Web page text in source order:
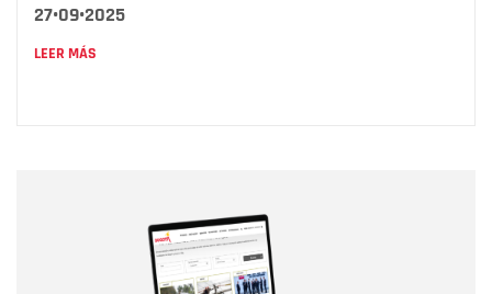
27•09•2025
LEER MÁS
Correo electrónico